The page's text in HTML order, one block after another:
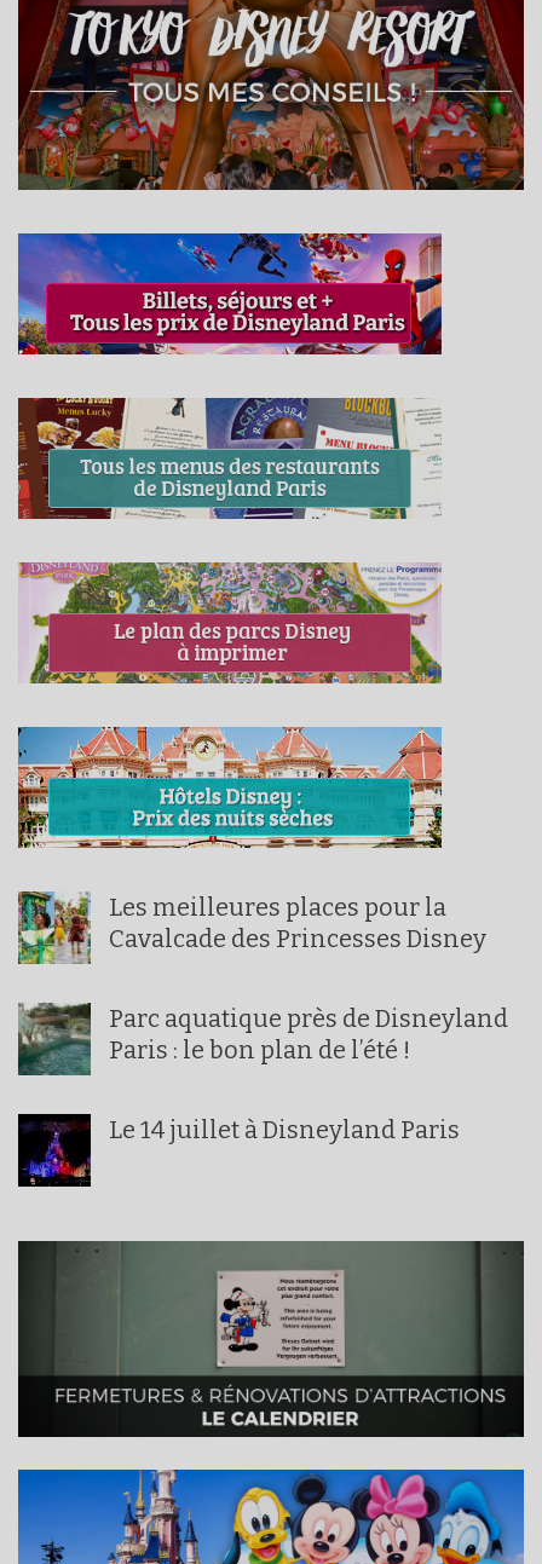
Les meilleures places pour la
Cavalcade des Princesses Disney
Parc aquatique près de Disneyland
Paris : le bon plan de l’été !
Le 14 juillet à Disneyland Paris